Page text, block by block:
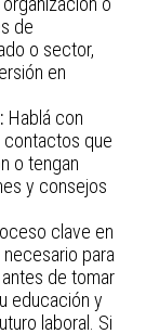
de
o sector,
en
Hablá con
que
o tengan
y consejos
clave en
para
de tomar
educación y
laboral. Si